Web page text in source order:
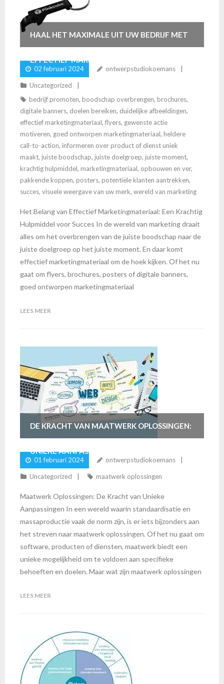
HAAL HET MAXIMALE UIT UW BEDRIJF MET
EFFECTIEF MARKETINGMATERIAAL
02 februari 2024 ontwerpstudiokoemans
Uncategorized
bedrijf promoten, boodschap overbrengen, brochures,
digitale banners, doelen bereiken, duidelijke afbeeldingen,
effectief marketingmateriaal, flyers, gewenste actie
motiveren, goed ontworpen marketingmateriaal, heldere
call-to-action, informeren over product of dienst uniek
maakt, juiste boodschap, juiste doelgroep, juiste moment,
krachtig hulpmiddel, marketingmateriaal, opbouwen en ver,
pakkende koppen, posters, potentiële klanten aantrekken,
succes, visuele weergave van uw merk, wereld van marketing
Het Belang van Effectief Marketingmateriaal: Een Krachtig
Hulpmiddel voor Succes In de wereld van marketing draait
alles om het overbrengen van de juiste boodschap naar de
juiste doelgroep op het juiste moment. En daar komt
effectief marketingmateriaal om de hoek kijken. Of het nu
gaat om flyers, brochures, posters of digitale banners,
goed ontworpen marketingmateriaal
LEES MEER
DE KRACHT VAN MAATWERK OPLOSSINGEN:
UNIEKE AANPASSINGEN DIE HET VERSCHIL
MAKEN
01 februari 2024 ontwerpstudiokoemans
Uncategorized maatwerk oplossingen
Maatwerk Oplossingen: De Kracht van Unieke
Aanpassingen In een wereld waarin standaardisatie en
massaproductie vaak de norm zijn, is er iets bijzonders aan
het streven naar maatwerk oplossingen. Of het nu gaat om
software, producten of diensten, maatwerk biedt een
unieke mogelijkheid om te voldoen aan specifieke
behoeften en doelen. Maar wat zijn maatwerk oplossingen
LEES MEER